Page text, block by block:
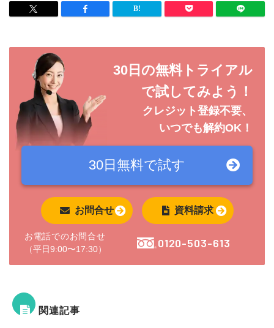
30日の無料トライアル
で試してみよう！
クレジット登録不要、
いつでも解約OK！
30日無料で試す
お問合せ 資料請求
お電話でのお問合せ
（平日9:00〜17:30）
0120-503-613
関連記事